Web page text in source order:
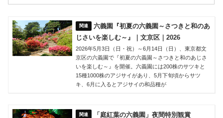
六義園『初夏の六義園～さつきと和のあ
じさいを楽しむ～』｜文京区｜2026
2026年5月3日（日・祝）～6月14日（日）、東京都文
京区の六義園で『初夏の六義園～さつきと和のあじさ
いを楽しむ～』を開催。六義園には200株のサツキと
15種1000株のアジサイがあり、5月下旬頃からサツ
キ、6月に入るとアジサイの和品種が
「庭紅葉の六義園」夜間特別観賞